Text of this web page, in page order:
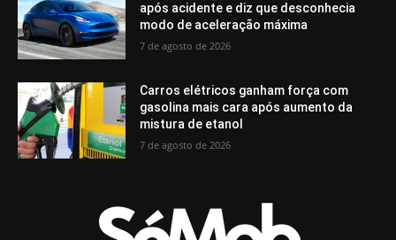
após acidente e diz que desconhecia
modo de aceleração máxima
7 de agosto de 2026
Carros elétricos ganham força com
gasolina mais cara após aumento da
mistura de etanol
7 de agosto de 2026